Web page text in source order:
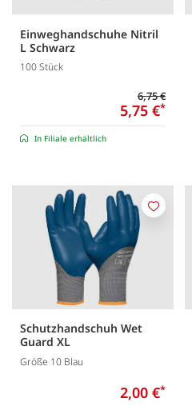
Einweghandschuhe Nitril
L Schwarz
100 Stück
6,75 €
5,75 €*
In Filiale erhältlich
Schutzhandschuh Wet
Guard XL
Größe 10 Blau
2,00 €*
Merken